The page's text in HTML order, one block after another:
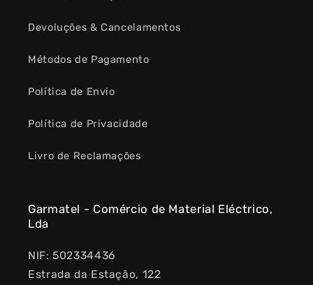
Devoluções & Cancelamentos
Métodos de Pagamento
Política de Envio
Política de Privacidade
Livro de Reclamações
Garmatel - Comércio de Material Eléctrico,
Lda
NIF: 502334436
Estrada da Estação, 122